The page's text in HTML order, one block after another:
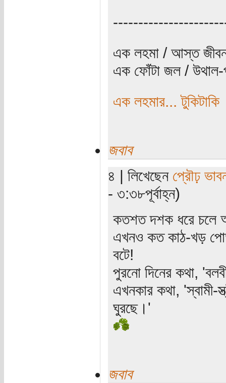
এক লহমা / আস্ত
এক ফোঁটা জল /
এক লহমার... টুকিটাকি
জবাব
৪ | লিখেছেন প্রৌঢ়
- ৩:৩৮পূর্বাহ্ন)
কতশত দশক ধরে চলে
এখনও কত কাঠ-খড়
বটে!
পুরনো দিনের কথা,
এখনকার কথা, 'স্বামী-
ঘুরছে।'
জবাব